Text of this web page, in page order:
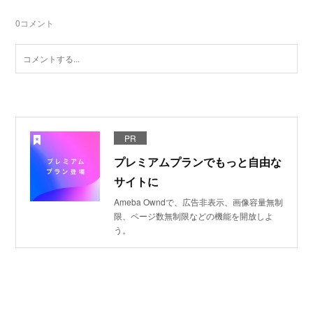
0コメント
PR
プレミアムプランでもっと自由な
サイトに
Ameba Owndで、広告非表示、画像容量無制
限、ページ数無制限などの機能を開放しよ
う。